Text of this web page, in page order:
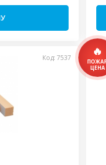
Код: 7537